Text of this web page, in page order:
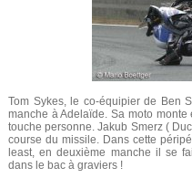
Tom Sykes, le co-équipier de Ben
manche à Adelaïde. Sa moto
touche personne. Jakub Smerz (
course du missile. Dans cette
least, en deuxième manche il se
dans le bac à graviers !